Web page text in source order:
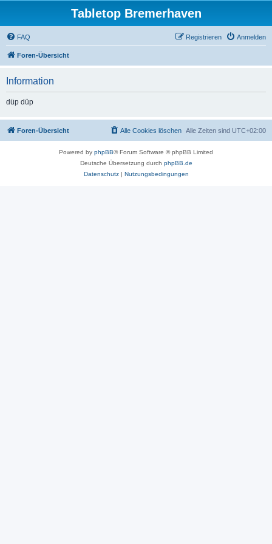
Tabletop Bremerhaven
FAQ Anmelden
Registrieren
Foren-Übersicht
Information
düp düp
Foren-Übersicht Alle Zeiten sind UTC+02:00
Alle Cookies löschen
Powered by phpBB® Forum Software © phpBB Limited
Deutsche Übersetzung durch phpBB.de
Datenschutz| Nutzungsbedingungen